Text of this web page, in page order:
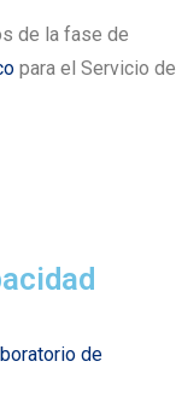
de la fase de
para el Servicio de
de